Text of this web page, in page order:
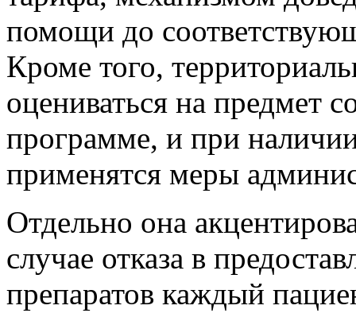
помощи до
Кроме того,
оцениваться на предмет
программе, и при
применятся меры
Отдельно она
случае отказа в
препаратов каждый